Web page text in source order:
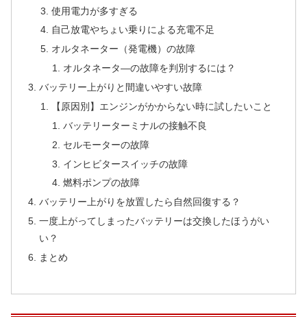
使用電力が多すぎる
自己放電やちょい乗りによる充電不足
オルタネーター（発電機）の故障
オルタネータ―の故障を判別するには？
バッテリー上がりと間違いやすい故障
【原因別】エンジンがかからない時に試したいこと
バッテリーターミナルの接触不良
セルモーターの故障
インヒビタースイッチの故障
燃料ポンプの故障
バッテリー上がりを放置したら自然回復する？
一度上がってしまったバッテリーは交換したほうがい
い？
まとめ